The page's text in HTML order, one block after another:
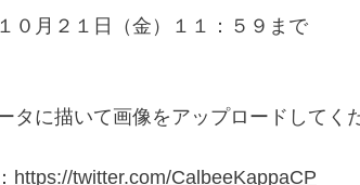
０月２１日（金）１１：５９まで
に描いて画像をアップロードしてく
https://twitter.com/CalbeeKappaCP